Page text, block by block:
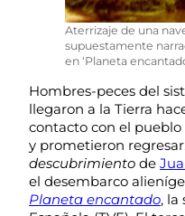
Aterrizaje de una
supuestamente
en ‘Planeta
Hombres-peces del
llegaron a la Tierra
contacto con el
y prometieron
descubrimiento de
el desembarco
Planeta encantado, la